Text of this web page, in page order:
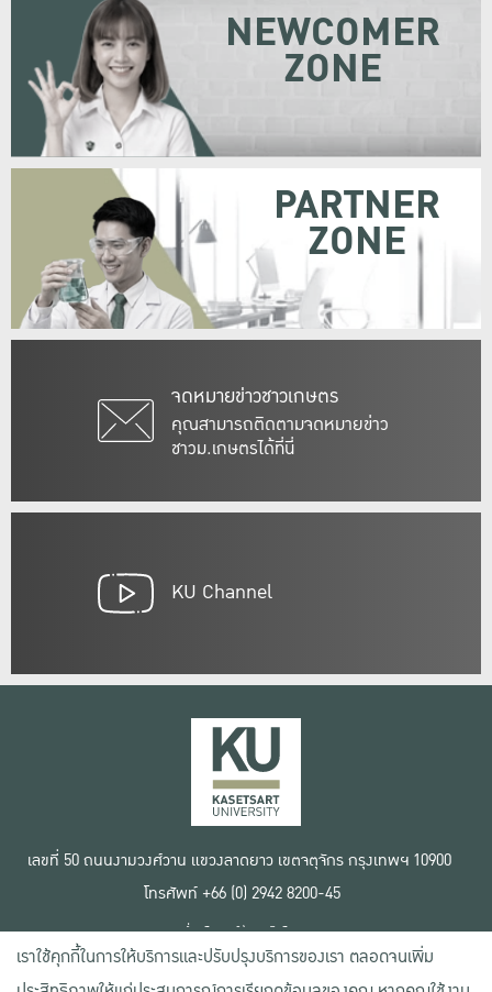
จดหมายข่าวชาวเกษตร
คุณสามารถติดตามจดหมายข่าว
ชาวม.เกษตรได้ที่นี่
NEWCOMER
ZONE
PARTNER
ZONE
KU Channel
เลขที่ 50 ถนนงามวงศ์วาน แขวงลาดยาว เขตจตุจักร กรุงเทพฯ 10900
โทรศัพท์ +66 (0) 2942 8200-45
เงื่อนไขการใช้งานเว็บไซต์
ข้อตกลงด้านสิทธิ์ใช้งาน
นโยบายความเป็นส่วนตัว
เราใช้คุกกี้ในการให้บริการและปรับปรุงบริการของเรา ตลอดจนเพิ่ม